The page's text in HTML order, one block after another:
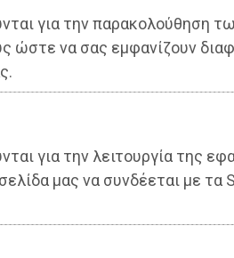
για την παρακολούθηση
ώστε να σας εμφανίζουν
για την λειτουργία της
μας να συνδέεται με τα